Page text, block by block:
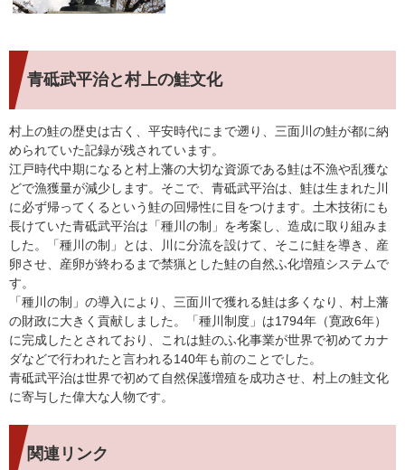
青砥武平治と村上の鮭文化
村上の鮭の歴史は古く、平安時代にまで遡り、三面川の鮭が都に納
められていた記録が残されています。
江戸時代中期になると村上藩の大切な資源である鮭は不漁や乱獲な
どで漁獲量が減少します。そこで、青砥武平治は、鮭は生まれた川
に必ず帰ってくるという鮭の回帰性に目をつけます。土木技術にも
長けていた青砥武平治は「種川の制」を考案し、造成に取り組みま
した。「種川の制」とは、川に分流を設けて、そこに鮭を導き、産
卵させ、産卵が終わるまで禁猟とした鮭の自然ふ化増殖システムで
す。
「種川の制」の導入により、三面川で獲れる鮭は多くなり、村上藩
の財政に大きく貢献しました。「種川制度」は1794年（寛政6年）
に完成したとされており、これは鮭のふ化事業が世界で初めてカナ
ダなどで行われたと言われる140年も前のことでした。
青砥武平治は世界で初めて自然保護増殖を成功させ、村上の鮭文化
に寄与した偉大な人物です。
関連リンク